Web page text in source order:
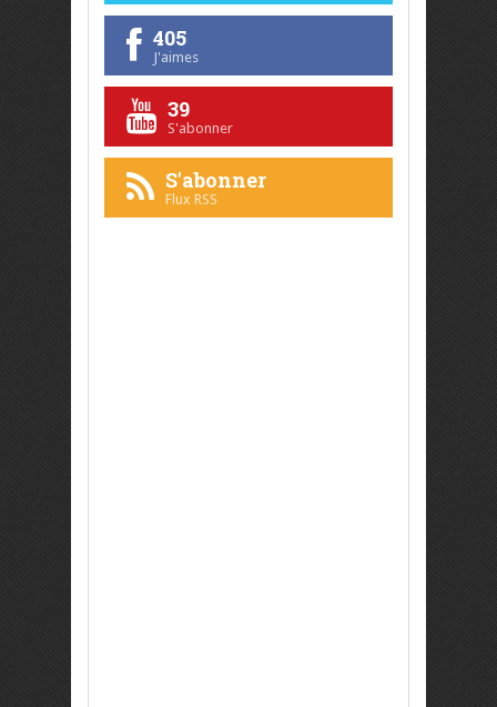
405
J'aimes
39
S'abonner
S'abonner
Flux RSS